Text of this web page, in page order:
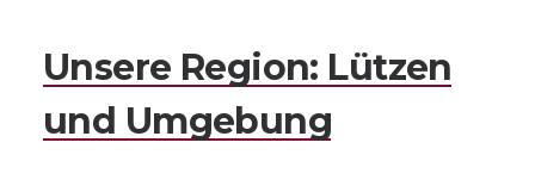
Unsere Region: Lützen
und Umgebung